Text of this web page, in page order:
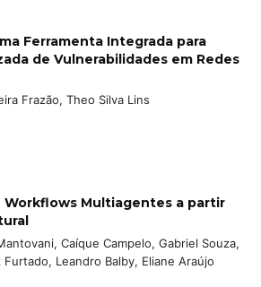
Ferramenta Integrada para
de Vulnerabilidades em Redes
Frazão, Theo Silva Lins
Workflows Multiagentes a partir
Caíque Campelo, Gabriel Souza,
Leandro Balby, Eliane Araújo